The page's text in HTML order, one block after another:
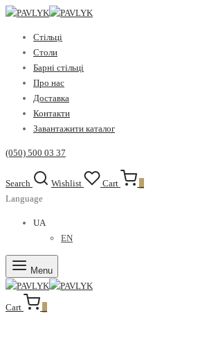
Стiльці
Столи
Барні стільці
Про нас
Доставка
Контакти
Завантажити каталог
(050) 500 03 37
Search Wishlist Cart
Language
UA
EN
Menu
Cart